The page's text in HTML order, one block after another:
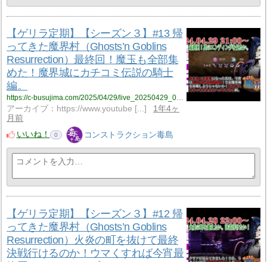
【ゲリラ定期】【シーズン３】#13 帰
ってきた魔界村（Ghosts’n Goblins
Resurrection）最終回！魔玉も全部集
めた！魔界城にカチコミ伝説の騎士
編。
https://c-busujima.com/2025/04/29/live_20250429_001/
アーカイブ：https://www.youtube [...]
1年4ヶ
月前
いいね！
0 コンストラクション毒島
【ゲリラ定期】【シーズン３】#12 帰
ってきた魔界村（Ghosts’n Goblins
Resurrection）火炎の町を抜けて最終
決戦行けるのか！ウマくすれば今宵最